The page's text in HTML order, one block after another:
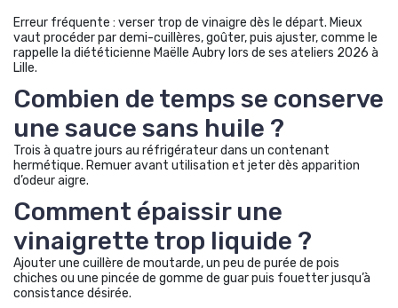
Erreur fréquente : verser trop de vinaigre dès le départ. Mieux
vaut procéder par demi-cuillères, goûter, puis ajuster, comme le
rappelle la diététicienne Maëlle Aubry lors de ses ateliers 2026 à
Lille.
Combien de temps se conserve
une sauce sans huile ?
Trois à quatre jours au réfrigérateur dans un contenant
hermétique. Remuer avant utilisation et jeter dès apparition
d’odeur aigre.
Comment épaissir une
vinaigrette trop liquide ?
Ajouter une cuillère de moutarde, un peu de purée de pois
chiches ou une pincée de gomme de guar puis fouetter jusqu’à
consistance désirée.